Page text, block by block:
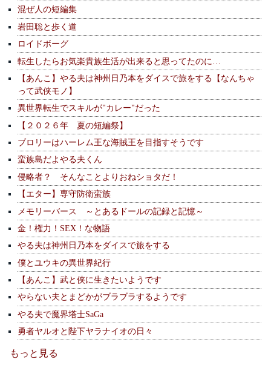
混ぜ人の短編集
岩田聡と歩く道
ロイドボーグ
転生したらお気楽貴族生活が出来ると思ってたのに…
【あんこ】やる夫は神州日乃本をダイスで旅をする【なんちゃ
って武侠モノ】
異世界転生でスキルが"カレー"だった
【２０２６年 夏の短編祭】
ブロリーはハーレム王な海賊王を目指すそうです
蛮族島だよやる夫くん
侵略者？ そんなことよりおねショタだ！
【エター】専守防衛蛮族
メモリーバース ～とあるドールの記録と記憶～
金！権力！SEX！な物語
やる夫は神州日乃本をダイスで旅をする
僕とユウキの異世界紀行
【あんこ】武と侠に生きたいようです
やらない夫とまどかがブラブラするようです
やる夫で魔界塔士SaGa
勇者ヤルオと陛下ヤラナイオの日々
もっと見る